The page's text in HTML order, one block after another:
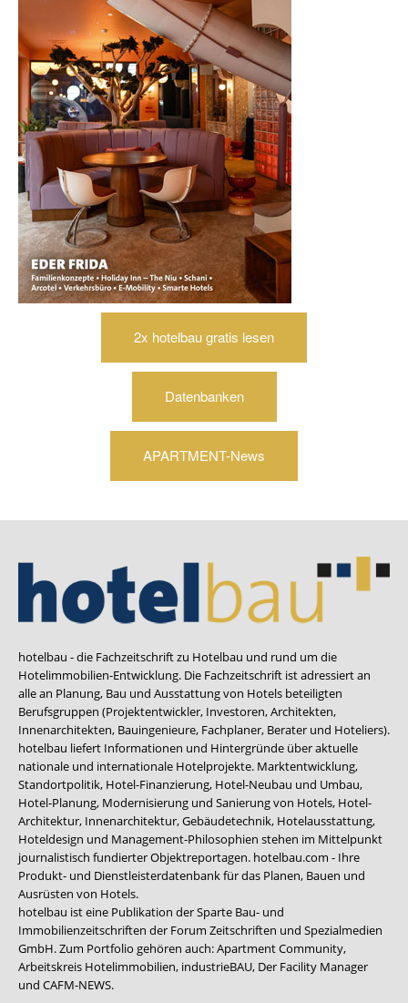
2x hotelbau gratis lesen
Datenbanken
APARTMENT-News
hotelbau - die Fachzeitschrift zu Hotelbau und rund um die
Hotelimmobilien-Entwicklung. Die Fachzeitschrift ist adressiert an
alle an Planung, Bau und Ausstattung von Hotels beteiligten
Berufsgruppen (Projektentwickler, Investoren, Architekten,
Innenarchitekten, Bauingenieure, Fachplaner, Berater und Hoteliers).
hotelbau liefert Informationen und Hintergründe über aktuelle
nationale und internationale Hotelprojekte. Marktentwicklung,
Standortpolitik, Hotel-Finanzierung, Hotel-Neubau und Umbau,
Hotel-Planung, Modernisierung und Sanierung von Hotels, Hotel-
Architektur, Innenarchitektur, Gebäudetechnik, Hotelausstattung,
Hoteldesign und Management-Philosophien stehen im Mittelpunkt
journalistisch fundierter Objektreportagen. hotelbau.com - Ihre
Produkt- und Dienstleisterdatenbank für das Planen, Bauen und
Ausrüsten von Hotels.
hotelbau ist eine Publikation der Sparte Bau- und
Immobilienzeitschriften der Forum Zeitschriften und Spezialmedien
GmbH. Zum Portfolio gehören auch:Apartment Community,
Arbeitskreis Hotelimmobilien, industrieBAU, Der Facility Manager
und CAFM-NEWS.